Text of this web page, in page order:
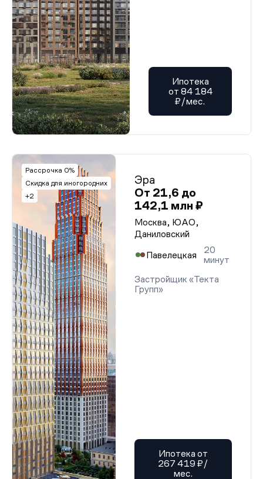
Ипотека
от 84 184
₽/мес.
Рассрочка 0%
Скидка для иногородних
+2
Эра
От 21,6 до
142,1 млн ₽
Москва, ЮАО,
Даниловский
Павелецкая
20
минут
Застройщик «Текта
Групп»
Ипотека от
267 419 ₽/
мес.